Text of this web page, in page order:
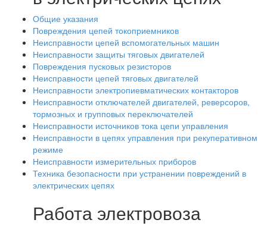
Общие указания
Повреждения цепей токоприемников
Неисправности цепей вспомогательных машин
Неисправности защиты тяговых двигателей
Повреждения пусковых резисторов
Неисправности цепей тяговых двигателей
Неисправности электропиевматических контакторов
Неисправности отключателей двигателей, реверсоров,
тормозных и групповых переключателей
Неисправности источников тока цепи управления
Неисправности в цепях управления при рекуперативном
режиме
Неисправности измерительных приборов
Техника безопасности при устранении повреждений в
электрических цепях
Работа электровоза